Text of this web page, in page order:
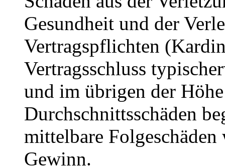
Gesundheit und der
Vertragspflichten
Vertragsschluss
und im übrigen der
Durchschnittsschäden
mittelbare Folgeschäden
Gewinn.